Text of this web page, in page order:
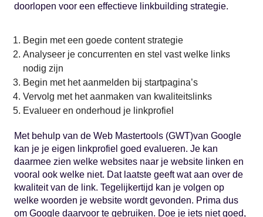
doorlopen voor een effectieve linkbuilding strategie.
Begin met een goede content strategie
Analyseer je concurrenten en stel vast welke links
nodig zijn
Begin met het aanmelden bij startpagina’s
Vervolg met het aanmaken van kwaliteitslinks
Evalueer en onderhoud je linkprofiel
Met behulp van de Web Mastertools (GWT)van Google
kan je je eigen linkprofiel goed evalueren. Je kan
daarmee zien welke websites naar je website linken en
vooral ook welke niet. Dat laatste geeft wat aan over de
kwaliteit van de link. Tegelijkertijd kan je volgen op
welke woorden je website wordt gevonden. Prima dus
om Google daarvoor te gebruiken. Doe je iets niet goed,